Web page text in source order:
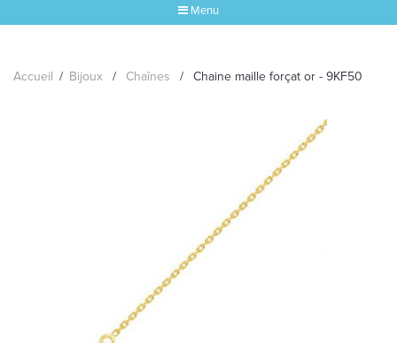
Menu
LES GEORGETTES
SWAROVSKI
BONNES AFFAIRES
CARTES CADEAUX
Accueil / Bijoux / Chaînes / Chaine maille forçat or - 9KF50